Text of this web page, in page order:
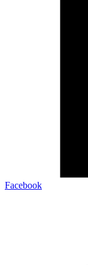
Facebook